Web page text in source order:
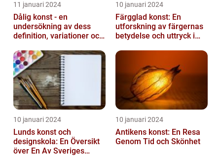
11 januari 2024
Dålig konst - en
undersökning av dess
definition, variationer och
10 januari 2024
Färgglad konst: En
utforskning av färgernas
betydelse och uttryck i
10 januari 2024
Lunds konst och
designskola: En Översikt
över En Av Sveriges
10 januari 2024
Antikens konst: En Resa
Genom Tid och Skönhet